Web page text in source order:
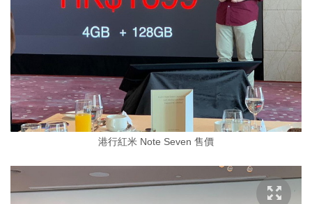
港行紅米 Note Seven 售價